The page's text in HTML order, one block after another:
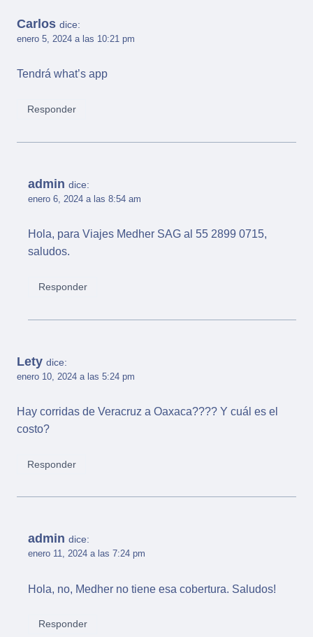
Carlos dice:
enero 5, 2024 a las 10:21 pm
Tendrá what’s app
Responder
admin dice:
enero 6, 2024 a las 8:54 am
Hola, para Viajes Medher SAG al 55 2899 0715,
saludos.
Responder
Lety dice:
enero 10, 2024 a las 5:24 pm
Hay corridas de Veracruz a Oaxaca???? Y cuál es el
costo?
Responder
admin dice:
enero 11, 2024 a las 7:24 pm
Hola, no, Medher no tiene esa cobertura. Saludos!
Responder